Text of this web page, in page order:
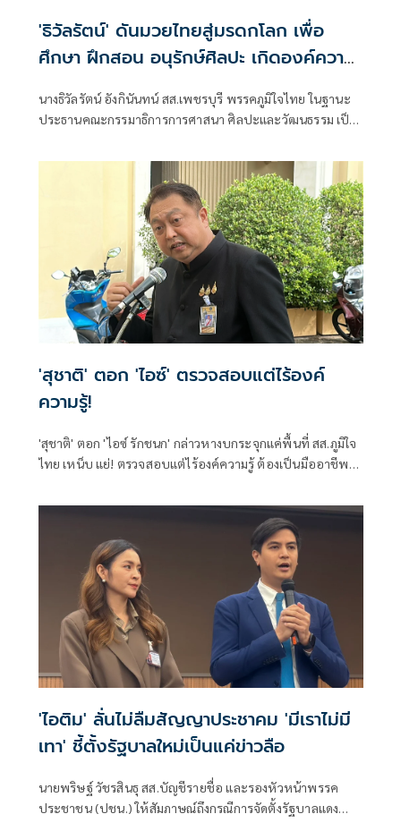
'ธิวัลรัตน์' ดันมวยไทยสู่มรดกโลก เพื่อ
ศึกษา ฝึกสอน อนุรักษ์ศิลปะ เกิดองค์ความ
นานาชาติ
นางธิวัลรัตน์ อังกินันทน์ สส.เพชรบุรี พรรคภูมิใจไทย ในฐานะ
ประธานคณะกรรมาธิการการศาสนา ศิลปะและวัฒนธรรม เป็น
ณ โรงเรียนราชประชานุเคราะห์ 47 จังหวัดเพชรบุรี ร่วมกับ
สมาคมสยามยุทธกีฬาพื้นเมืองไทย ตลอดจนทุกภาคส่วน ที่ร่วม
แรงร่วมใจจัดเวทีแห่งการเรียนรู้ เพื่อแลกเปลี่ยนองค์ความรู้และ
สร้างเครือข่ายมวยไทยในระดับนานาชาติ
'สุชาติ' ตอก 'ไอซ์' ตรวจสอบแต่ไร้องค์
ความรู้!
'สุชาติ' ตอก 'ไอซ์ รักชนก' กล่าวหางบกระจุกแค่พื้นที่ สส.ภูมิใจ
ไทย เหน็บ แย่! ตรวจสอบแต่ไร้องค์ความรู้ ต้องเป็นมืออาชีพ
ชอบ
'ไอติม' ลั่นไม่ลืมสัญญาประชาคม 'มีเราไม่มี
เทา' ชี้ตั้งรัฐบาลใหม่เป็นแค่ข่าวลือ
นายพริษฐ์ วัชรสินธุ สส.บัญชีรายชื่อ และรองหัวหน้าพรรค
ประชาชน (ปชน.) ให้สัมภาษณ์ถึงกรณีการจัดตั้งรัฐบาลแดง